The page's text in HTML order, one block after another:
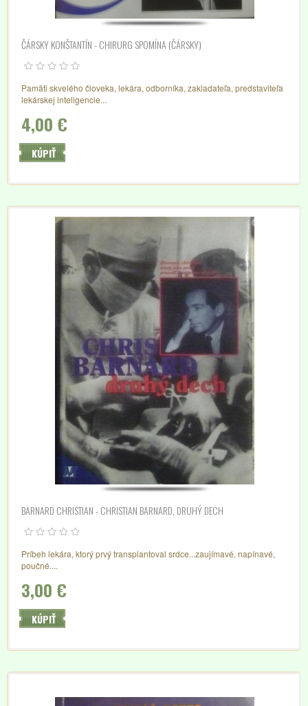
ČÁRSKY KONŠTANTÍN - CHIRURG SPOMÍNA (ČÁRSKY)
Pamäti skvelého človeka, lekára, odborníka, zakladateľa, predstaviteľa
lekárskej inteligencie...
4,00 €
KÚPIŤ
BARNARD CHRISTIAN - CHRISTIAN BARNARD, DRUHÝ DECH
Príbeh lekára, ktorý prvý transplantoval srdce...zaujímavé, napínavé,
poučné....
3,00 €
KÚPIŤ